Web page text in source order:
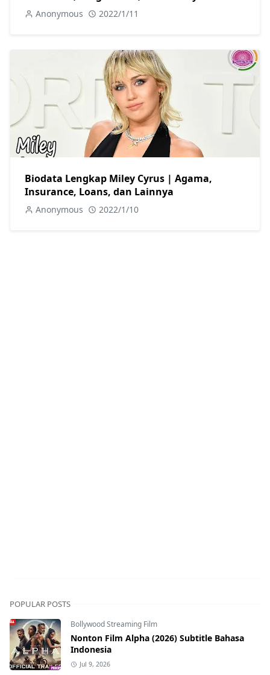
Anonymous 2022/1/11
Biodata Lengkap Miley Cyrus | Agama,
Insurance, Loans, dan Lainnya
Anonymous 2022/1/10
POPULAR POSTS
Bollywood Streaming Film
Nonton Film Alpha (2026) Subtitle Bahasa
Indonesia
Jul 9, 2026